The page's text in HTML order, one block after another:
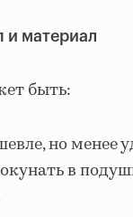
и материал
быть:
но менее
в